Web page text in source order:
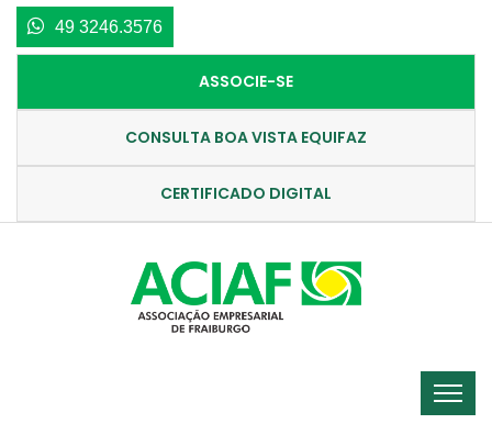
49 3246.3576
ASSOCIE-SE
CONSULTA BOA VISTA EQUIFAZ
CERTIFICADO DIGITAL